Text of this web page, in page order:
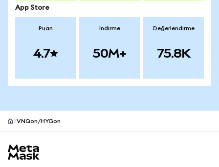
App Store
Puan
4.7
İndirme
50M+
Değerlendirme
75.8K
VNQon/HYGon